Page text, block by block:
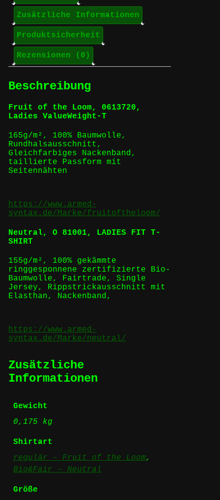
Zusätzliche Informationen
Produktsicherheit
Rezensionen (0)
Beschreibung
Fruit of the Loom, 0613720,
Ladies ValueWeight-T
165g/m², 100% Baumwolle,
Rundhalsausschnitt,
Gleichfarbiges Nackenband,
taillierte Passform mit
Seitennähten
https://www.armed-
syntax.de/Marke/fruitoftheloom/
Neutral, O 81001, LADIES FIT T-
SHIRT
155g/m², 100% gekämmte
ringgesponnene zertifizierte Bio-
Baumwolle, Fairtrade, Single
Jersey, Rippstrickausschnitt mit
Elasthan, Nackenband,
https://www.armed-
syntax.de/Marke/neutral/
Zusätzliche
Informationen
Gewicht
0,175 kg
Shirtart
regulär – Fruit of the Loom,
Bio&Fair – Neutral
Größe